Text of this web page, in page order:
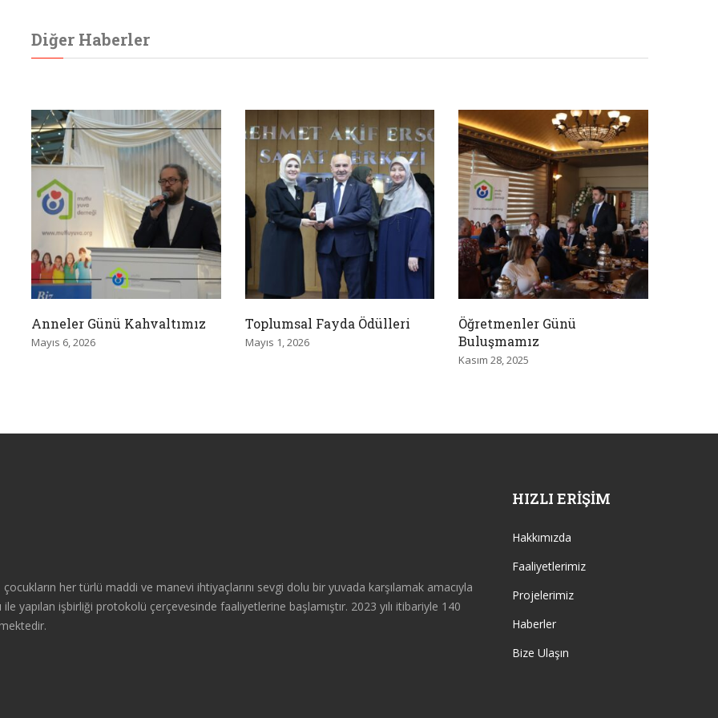
Diğer Haberler
Anneler Günü Kahvaltımız
Mayıs 6, 2026
Toplumsal Fayda Ödülleri
Mayıs 1, 2026
Öğretmenler Günü
Buluşmamız
Kasım 28, 2025
her türlü maddi ve manevi ihtiyaçlarını sevgi dolu bir yuvada karşılamak amacıyla
yapılan işbirliği protokolü çerçevesinde faaliyetlerine başlamıştır. 2023 yılı itibariyle 140
HIZLI ERIŞIM
Hakkımızda
Faaliyetlerimiz
Projelerimiz
Haberler
Bize Ulaşın